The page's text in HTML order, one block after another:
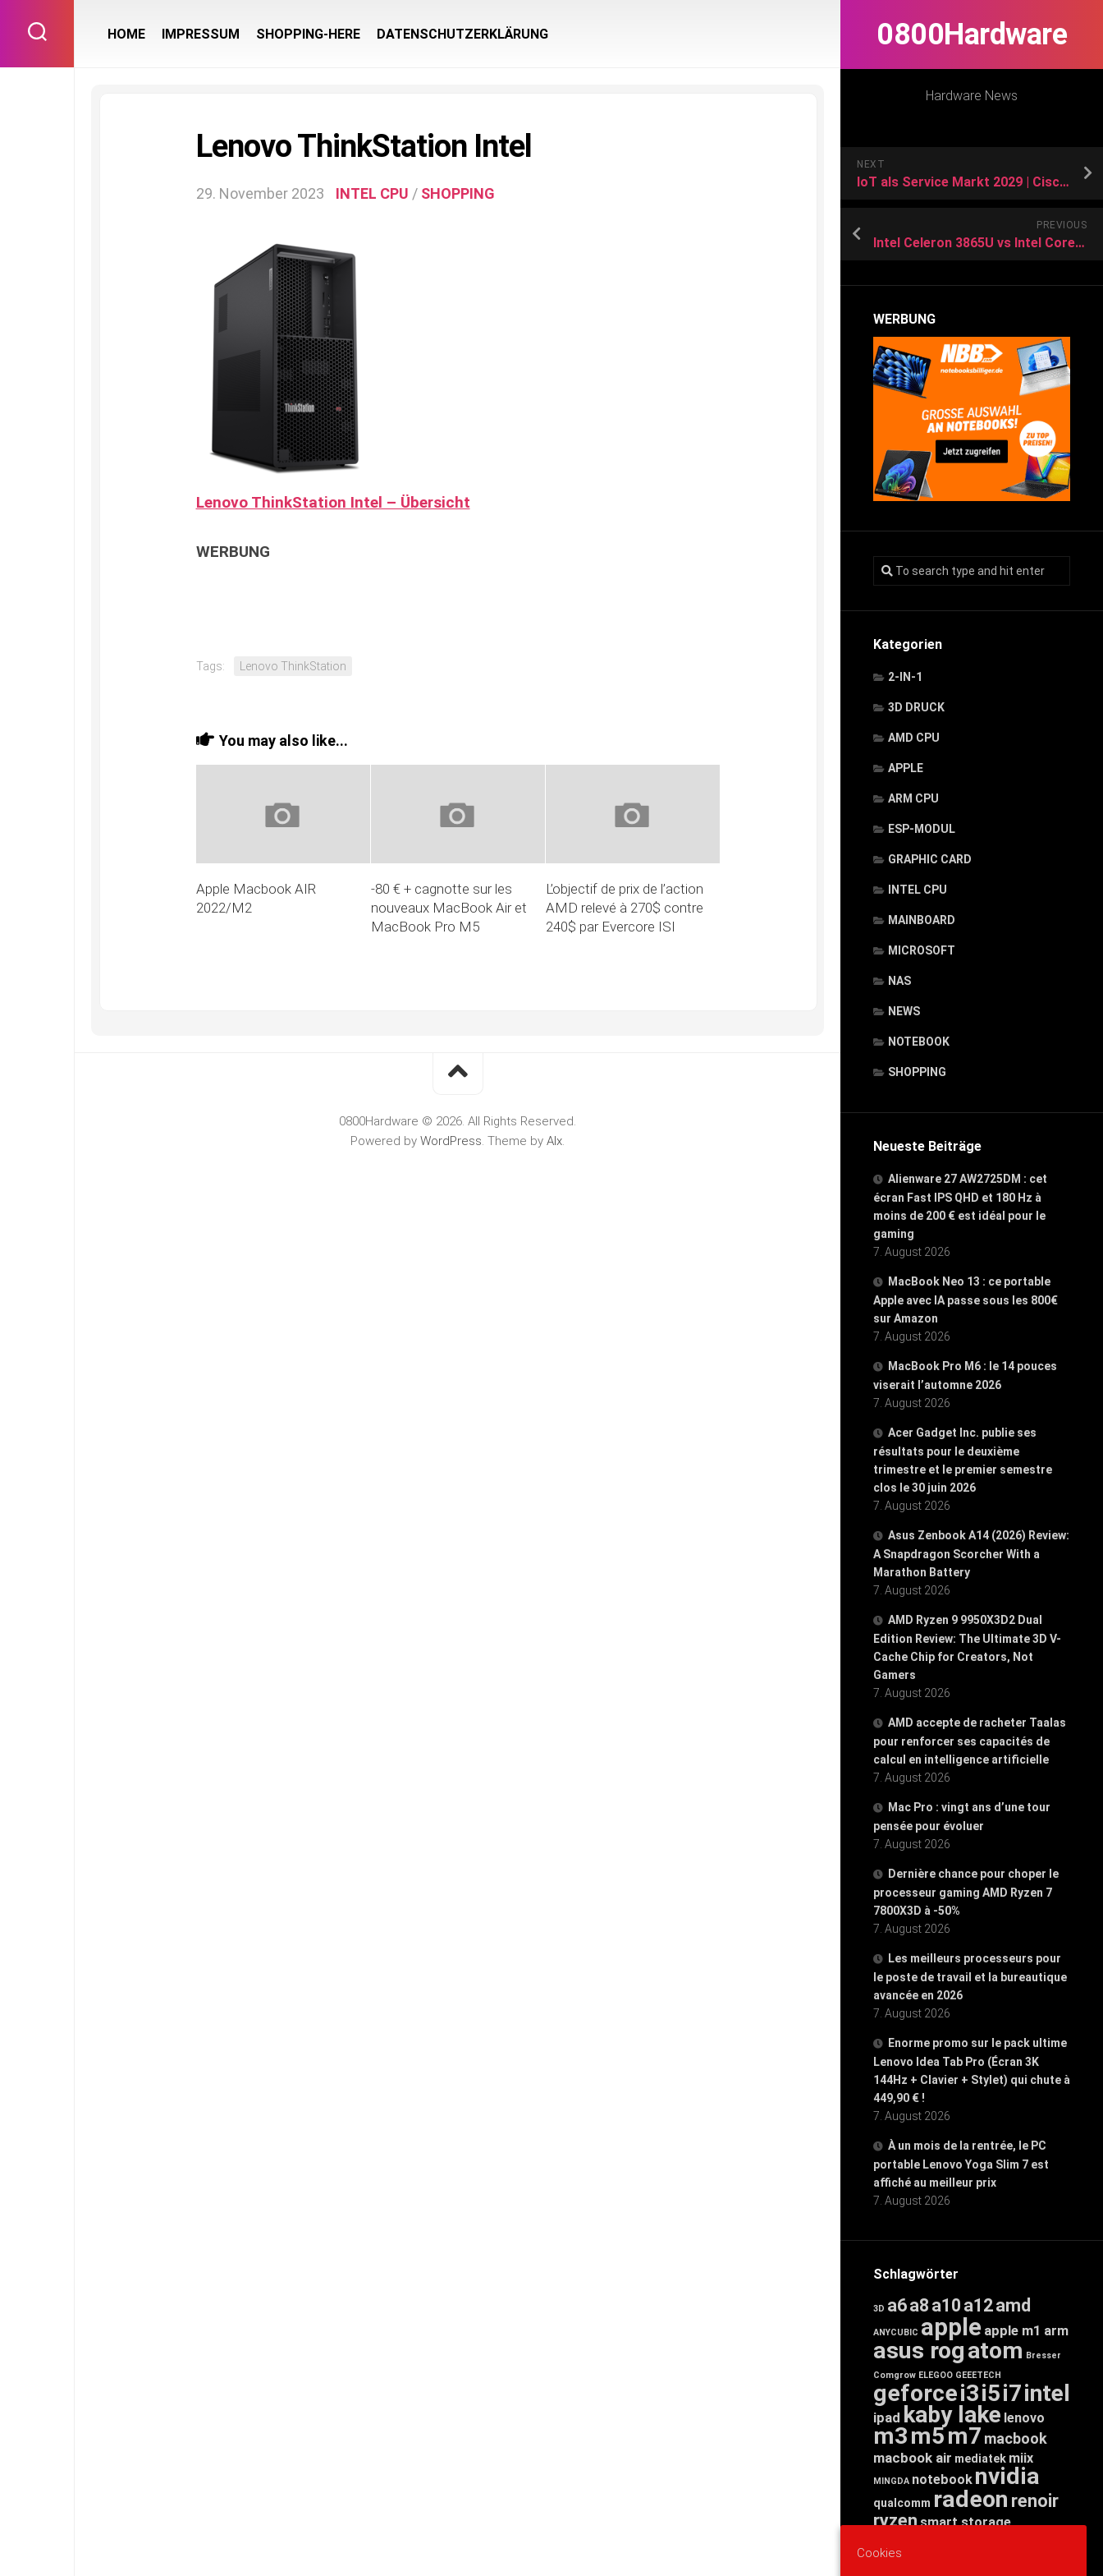
content
0800Hardware
Hardware News
NEXT
IoT als Service Markt 2029 | Cisco, Microsoft, Google, IBM
PREVIOUS
Intel Celeron 3865U vs Intel Core i9-13900K vs Intel Core i7-7700
WERBUNG
Kategorien
2-IN-1
3D DRUCK
AMD CPU
APPLE
ARM CPU
ESP-MODUL
GRAPHIC CARD
INTEL CPU
MAINBOARD
MICROSOFT
NAS
NEWS
NOTEBOOK
SHOPPING
Neueste Beiträge
Alienware 27 AW2725DM : cet
écran Fast IPS QHD et 180 Hz à
moins de 200 € est idéal pour le
gaming
7. August 2026
MacBook Neo 13 : ce portable
Apple avec IA passe sous les 800€
sur Amazon
7. August 2026
MacBook Pro M6 : le 14 pouces
viserait l’automne 2026
7. August 2026
Acer Gadget Inc. publie ses
résultats pour le deuxième
trimestre et le premier semestre
clos le 30 juin 2026
7. August 2026
Asus Zenbook A14 (2026) Review:
A Snapdragon Scorcher With a
Marathon Battery
7. August 2026
AMD Ryzen 9 9950X3D2 Dual
Edition Review: The Ultimate 3D V-
Cache Chip for Creators, Not
Gamers
7. August 2026
AMD accepte de racheter Taalas
pour renforcer ses capacités de
calcul en intelligence artificielle
7. August 2026
Mac Pro : vingt ans d’une tour
pensée pour évoluer
7. August 2026
Dernière chance pour choper le
processeur gaming AMD Ryzen 7
7800X3D à -50%
7. August 2026
Les meilleurs processeurs pour
le poste de travail et la bureautique
avancée en 2026
7. August 2026
Enorme promo sur le pack ultime
Lenovo Idea Tab Pro (Écran 3K
144Hz + Clavier + Stylet) qui chute à
449,90 € !
7. August 2026
À un mois de la rentrée, le PC
portable Lenovo Yoga Slim 7 est
affiché au meilleur prix
7. August 2026
Schlagwörter
3D a6a8 a10 a12amd
ANYCUBIC apple apple m1 arm
asus rogatom Bresser
Comgrow ELEGOO GEEETECH
geforcei3i5i7intel
ipad kaby lake lenovo
m3m5m7 macbook
macbook air mediatek miix
MINGDA notebook nvidia
qualcomm radeon renoir
ryzensmart storage
threadripper
HOME IMPRESSUM SHOPPING-HERE DATENSCHUTZERKLÄRUNG
Lenovo ThinkStation Intel
29. November 2023 INTEL CPU / SHOPPING
Lenovo ThinkStation Intel – Übersicht
WERBUNG
Tags: Lenovo ThinkStation
You may also like...
Apple Macbook AIR
2022/M2
-80 € + cagnotte sur les
nouveaux MacBook Air et
MacBook Pro M5
L’objectif de prix de l’action
AMD relevé à 270$ contre
240$ par Evercore ISI
0800Hardware © 2026. All Rights Reserved.
Powered by WordPress. Theme by Alx.
Cookies